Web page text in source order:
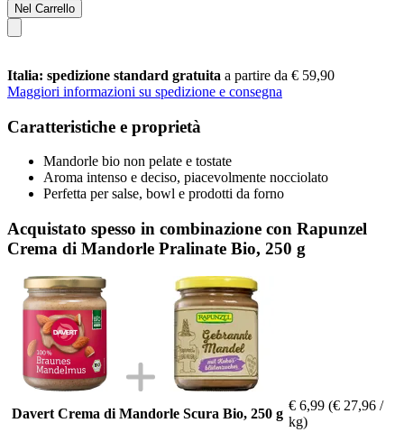
Nel Carrello
Italia: spedizione standard gratuita a partire da € 59,90
Maggiori informazioni su spedizione e consegna
Caratteristiche e proprietà
Mandorle bio non pelate e tostate
Aroma intenso e deciso, piacevolmente nocciolato
Perfetta per salse, bowl e prodotti da forno
Acquistato spesso in combinazione con Rapunzel
Crema di Mandorle Pralinate Bio, 250 g
Davert Crema di Mandorle Scura Bio, 250 g
€ 6,99 (€ 27,96 /
kg)